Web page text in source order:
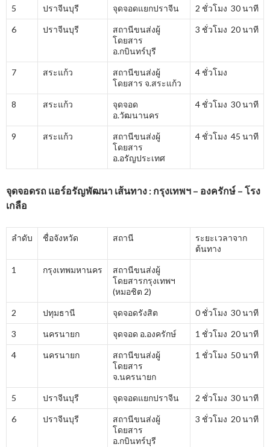
5 ปราจีนบุรี จุดจอดแยกปราจีน 2 ชั่วโมง 30 นาที
6 ปราจีนบุรี
สถานีขนส่งผู้
โดยสาร
อ.กบินทร์บุรี
3 ชั่วโมง 20 นาที
7 สระแก้ว
สถานีขนส่งผู้
โดยสาร จ.สระแก้ว
4 ชั่วโมง
8 สระแก้ว
จุดจอด
อ.วัฒนานคร
4 ชั่วโมง 30 นาที
9 สระแก้ว
สถานีขนส่งผู้
โดยสาร
อ.อรัญประเทศ
4 ชั่วโมง 45 นาที
จุดจอดรถ แอร์อรัญพัฒนา เส้นทาง : กรุงเทพฯ – องครักษ์ – โรง
เกลือ
ลำดับ ชื่อจังหวัด สถานี
ระยะเวลาจาก
ต้นทาง
1 กรุงเทพมหานคร
สถานีขนส่งผู้
โดยสารกรุงเทพฯ
(หมอชิต 2)
2 ปทุมธานี จุดจอดรังสิต 0 ชั่วโมง 30 นาที
3 นครนายก จุดจอด อ.องครักษ์ 1 ชั่วโมง 20 นาที
4 นครนายก
สถานีขนส่งผู้
โดยสาร
จ.นครนายก
1 ชั่วโมง 50 นาที
5 ปราจีนบุรี จุดจอดแยกปราจีน 2 ชั่วโมง 30 นาที
6 ปราจีนบุรี
สถานีขนส่งผู้
โดยสาร
อ.กบินทร์บุรี
3 ชั่วโมง 20 นาที